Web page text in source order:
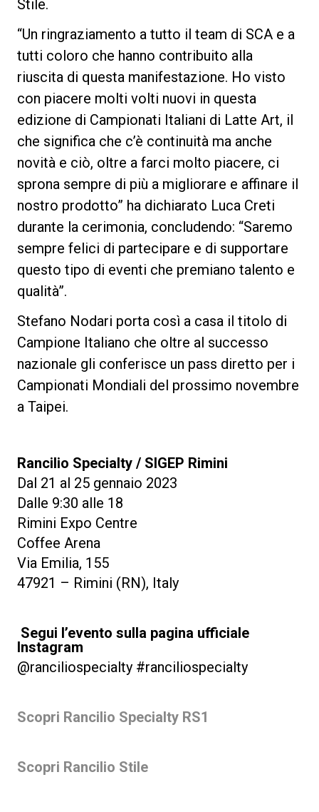
Stile.
“Un ringraziamento a tutto il team di SCA e a
tutti coloro che hanno contribuito alla
riuscita di questa manifestazione. Ho visto
con piacere molti volti nuovi in questa
edizione di Campionati Italiani di Latte Art, il
che significa che c’è continuità ma anche
novità e ciò, oltre a farci molto piacere, ci
sprona sempre di più a migliorare e affinare il
nostro prodotto” ha dichiarato Luca Creti
durante la cerimonia, concludendo: “Saremo
sempre felici di partecipare e di supportare
questo tipo di eventi che premiano talento e
qualità”.
Stefano Nodari porta così a casa il titolo di
Campione Italiano che oltre al successo
nazionale gli conferisce un pass diretto per i
Campionati Mondiali del prossimo novembre
a Taipei.
Rancilio Specialty / SIGEP Rimini
Dal 21 al 25 gennaio 2023
Dalle 9:30 alle 18
Rimini Expo Centre
Coffee Arena
Via Emilia, 155
47921 – Rimini (RN), Italy
Segui l’evento sulla pagina ufficiale
Instagram
@ranciliospecialty #ranciliospecialty
Scopri Rancilio Specialty RS1
Scopri Rancilio Stile